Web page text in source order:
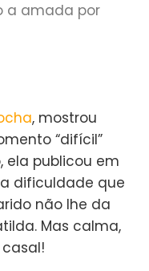
a amada por
, mostrou
“difícil”
ela publicou em
dificuldade que
não lhe da
Mas calma,